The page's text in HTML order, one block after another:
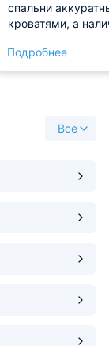
спальни
кроватями, а
кабиной очень
светлая и отлично
Территория
Подробнее
Все